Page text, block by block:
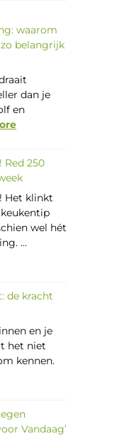
waarom
belangrijk
dan je
en
Red 250
Het klinkt
wel hét
...
de kracht
en je
het niet
kennen.
Vandaag’